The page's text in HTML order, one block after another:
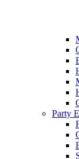
Party